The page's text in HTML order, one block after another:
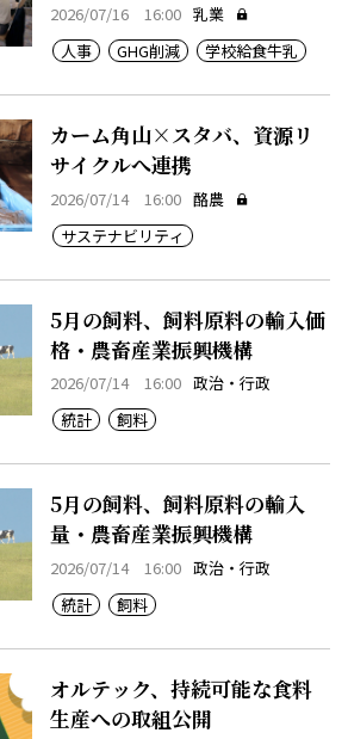
2026/07/16 16:00 乳業
人事
GHG削減 学校給食牛乳
カーム角山×スタバ、資源リ
サイクルへ連携
2026/07/14 16:00 酪農
サステナビリティ
5月の飼料、飼料原料の輸入価
格・農畜産業振興機構
2026/07/14 16:00 政治・行政
統計
飼料
5月の飼料、飼料原料の輸入
量・農畜産業振興機構
2026/07/14 16:00 政治・行政
統計
飼料
オルテック、持続可能な食料
生産への取組公開